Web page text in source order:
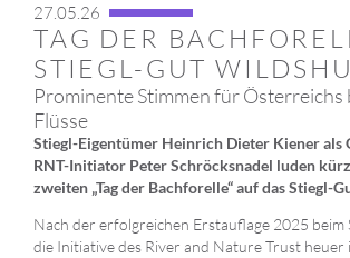
27.05.26
TAG DER
STIEGL-GUT
Prominente Stimmen für
Flüsse
Stiegl-Eigentümer Heinrich Dieter Kiener als
RNT-Initiator Peter Schröcksnadel luden
zweiten „Tag der Bachforelle“ auf das Stiegl-
Nach der erfolgreichen Erstauflage 2025
die Initiative des River and Nature Trust heuer